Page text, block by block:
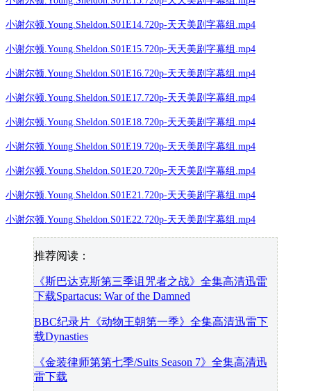
小谢尔顿.Young.Sheldon.S01E14.720p-天天美剧字幕组.mp4
小谢尔顿.Young.Sheldon.S01E15.720p-天天美剧字幕组.mp4
小谢尔顿.Young.Sheldon.S01E16.720p-天天美剧字幕组.mp4
小谢尔顿.Young.Sheldon.S01E17.720p-天天美剧字幕组.mp4
小谢尔顿.Young.Sheldon.S01E18.720p-天天美剧字幕组.mp4
小谢尔顿.Young.Sheldon.S01E19.720p-天天美剧字幕组.mp4
小谢尔顿.Young.Sheldon.S01E20.720p-天天美剧字幕组.mp4
小谢尔顿.Young.Sheldon.S01E21.720p-天天美剧字幕组.mp4
小谢尔顿.Young.Sheldon.S01E22.720p-天天美剧字幕组.mp4
推荐阅读：
《斯巴达克斯第三季诅咒者之战》全集高清迅雷
下载Spartacus: War of the Damned
BBC纪录片《动物王朝第一季》全集高清迅雷下
载Dynasties
《金装律师第第七季/Suits Season 7》全集高清迅
雷下载